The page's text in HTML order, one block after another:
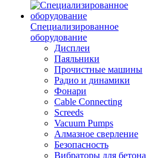
Специализированное
оборудование
Дисплеи
Паяльники
Прочистные машины
Радио и динамики
Фонари
Cable Connecting
Screeds
Vacuum Pumps
Алмазное сверление
Безопасность
Вибраторы для бетона